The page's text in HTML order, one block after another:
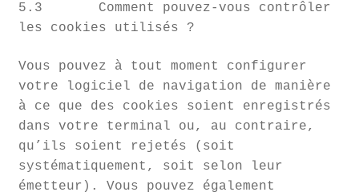
5.3 Comment pouvez-vous contrôler
les cookies utilisés ?
Vous pouvez à tout moment configurer
votre logiciel de navigation de manière
à ce que des cookies soient enregistrés
dans votre terminal ou, au contraire,
qu’ils soient rejetés (soit
systématiquement, soit selon leur
émetteur). Vous pouvez également